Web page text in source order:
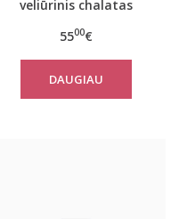
veliūrinis chalatas
5500€
DAUGIAU